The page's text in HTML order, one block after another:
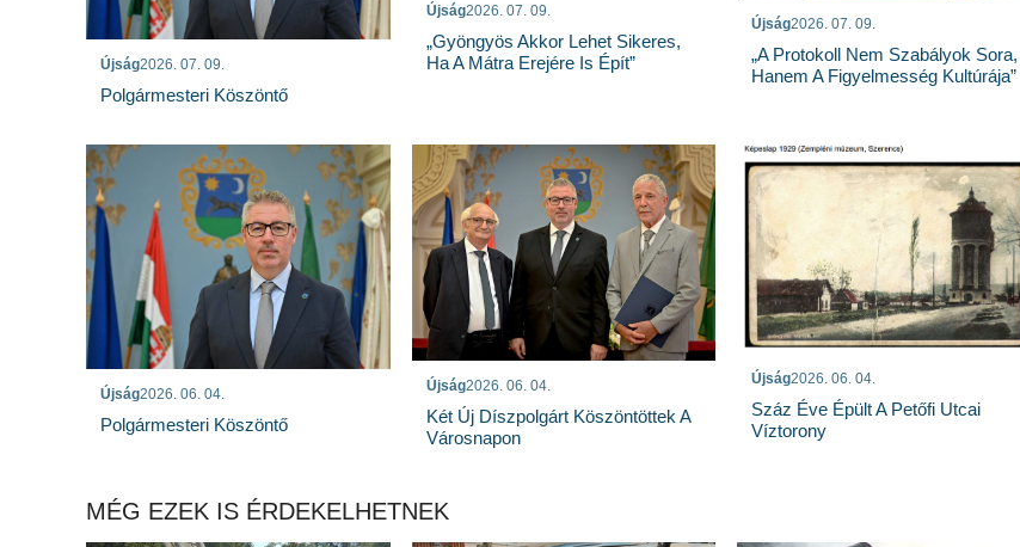
Újság2026. 07. 09.
Polgármesteri Köszöntő
Újság2026. 07. 09.
„Gyöngyös Akkor Lehet Sikeres,
Ha A Mátra Erejére Is Épít”
Újság2026. 07. 09.
„A Protokoll Nem Szabályok Sora,
Hanem A Figyelmesség Kultúrája”
Újság2026. 06. 04.
Polgármesteri Köszöntő
Újság2026. 06. 04.
Két Új Díszpolgárt Köszöntöttek A
Városnapon
Újság2026. 06. 04.
Száz Éve Épült A Petőfi Utcai
Víztorony
MÉG EZEK IS ÉRDEKELHETNEK